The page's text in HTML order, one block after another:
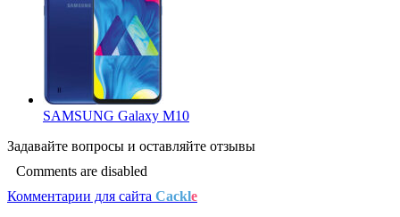
SAMSUNG Galaxy M10
Задавайте вопросы и оставляйте отзывы
Comments are disabled
Комментарии для сайта Cackle